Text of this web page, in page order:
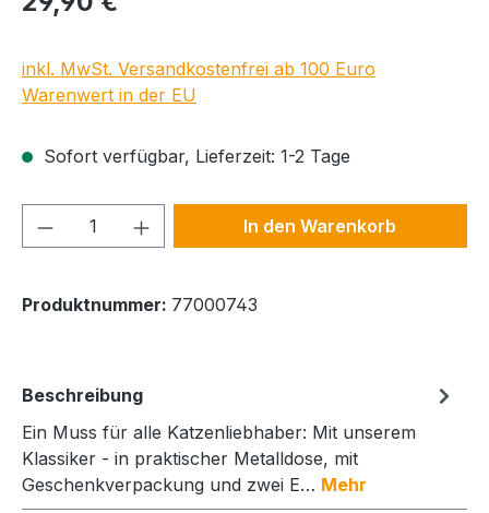
inkl. MwSt. Versandkostenfrei ab 100 Euro
Warenwert in der EU
Sofort verfügbar, Lieferzeit: 1-2 Tage
Produkt Anzahl: Gib denIn den Warenkorb
Produktnummer: 77000743
Beschreibung
Ein Muss für alle Katzenliebhaber: Mit unserem
Klassiker - in praktischer Metalldose, mit
Geschenkverpackung und zwei E… Mehr